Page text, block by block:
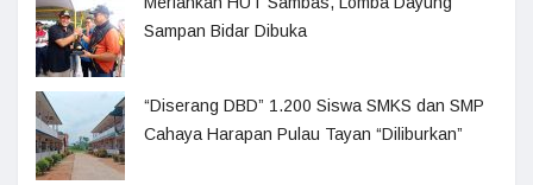
Sampan Bidar Dibuka
“Diserang DBD” 1.200 Siswa SMKS dan SMP
Cahaya Harapan Pulau Tayan “Diliburkan”